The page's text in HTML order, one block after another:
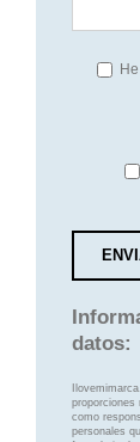
datos:
proporciones
como
personales